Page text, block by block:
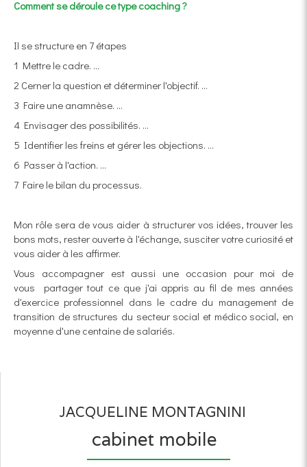
Comment se déroule ce type coaching ?
Il se structure en 7 étapes
1 Mettre le cadre. ...
2 Cerner la question et déterminer l'objectif. ...
3 Faire une anamnèse. ...
4 Envisager des possibilités. ...
5 Identifier les freins et gérer les objections. ...
6 Passer à l'action. ...
7 Faire le bilan du processus.
Mon rôle sera de vous aider à structurer vos idées, trouver les
bons mots, rester ouverte à l'échange, susciter votre curiosité et
vous aider à les affirmer.
Vous accompagner est aussi une occasion pour moi de
vous
partager tout ce que j'ai appris au fil de mes années
d'exercice professionnel dans le cadre du management de
transition de structures du secteur social et médico social, en
moyenne d'une centaine de salariés.
JACQUELINE MONTAGNINI
cabinet mobile